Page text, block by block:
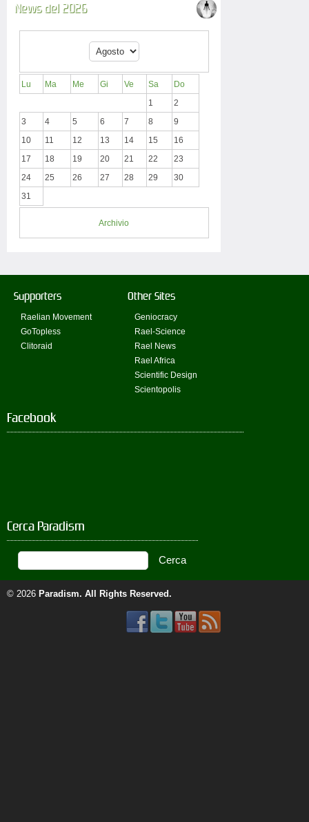
News del 2026
Lu Ma Me Gi Ve Sa
Do
1
2
3
4 5 6 7 8
9
10
11 12 13 14 15
16
17
18 19 20 21 22
23
24
25 26 27 28 29
30
31
Archivio
Supporters
Raelian Movement
GoTopless
Clitoraid
Other Sites
Geniocracy
Rael-Science
Rael News
Rael Africa
Scientific Design
Scientopolis
Facebook
Cerca Paradism
© 2026 Paradism. All Rights Reserved.